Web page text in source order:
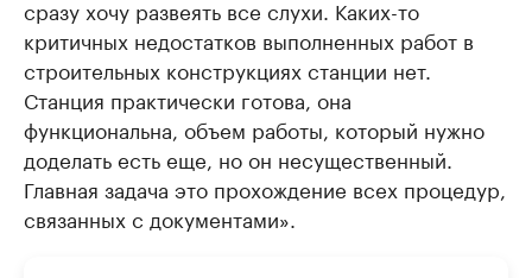
сразу хочу развеять все слухи. Каких-то
критичных недостатков выполненных работ в
строительных конструкциях станции нет.
Станция практически готова, она
функциональна, объем работы, который нужно
доделать есть еще, но он несущественный.
Главная задача это прохождение всех процедур,
связанных с документами».